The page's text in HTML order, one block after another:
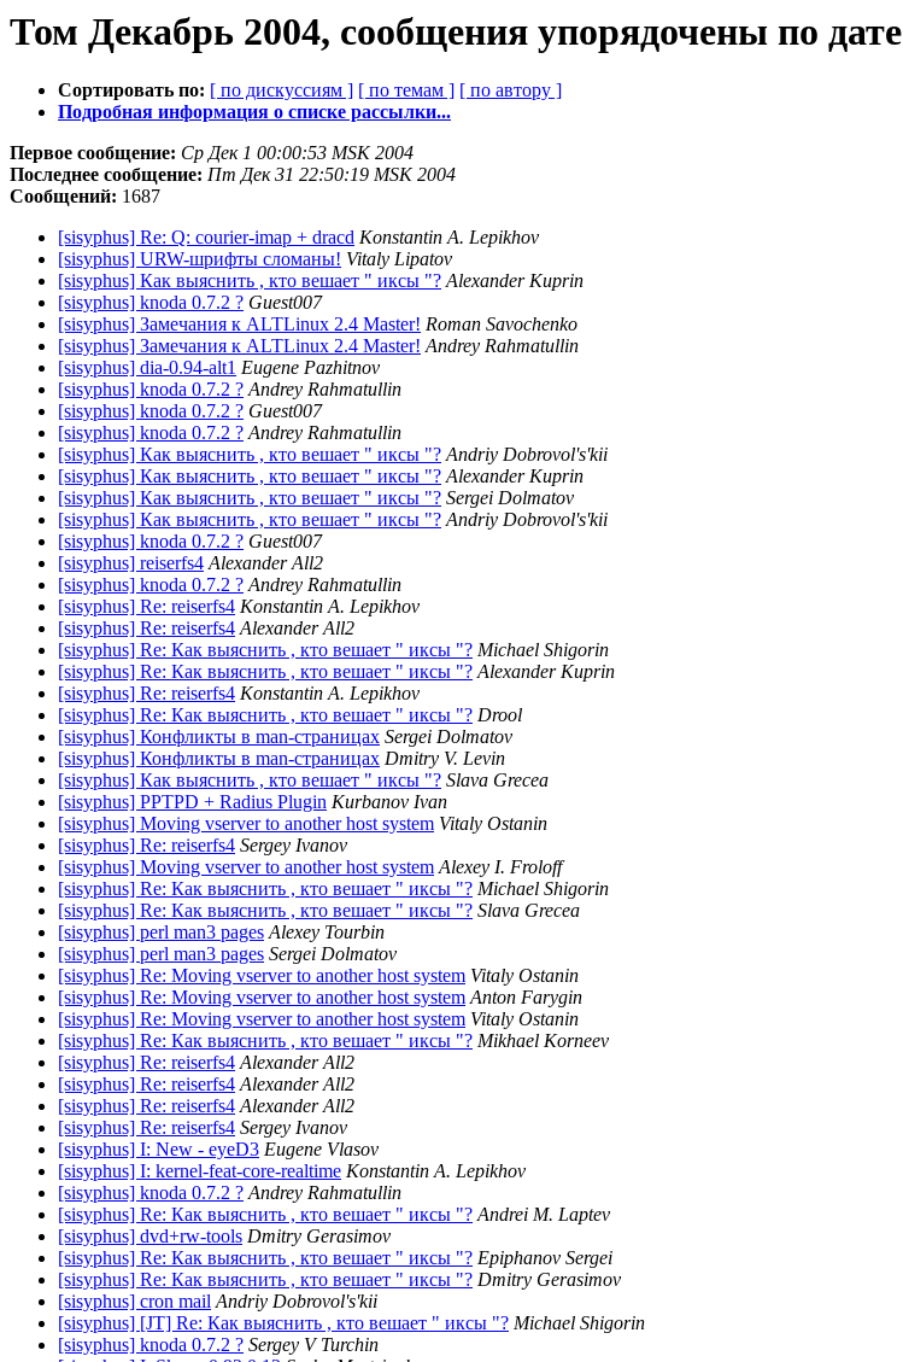
Том Декабрь 2004, сообщения упорядочены по дате
Сортировать по: [ по дискуссиям ] [ по темам ] [ по автору ]
Подробная информация о списке рассылки...
Первое сообщение: Ср Дек 1 00:00:53 MSK 2004
Последнее сообщение: Пт Дек 31 22:50:19 MSK 2004
Сообщений: 1687
[sisyphus] Re: Q: courier-imap + dracd Konstantin A. Lepikhov
[sisyphus] URW-шрифты сломаны! Vitaly Lipatov
[sisyphus] Как выяснить , кто вешает " иксы "? Alexander Kuprin
[sisyphus] knoda 0.7.2 ? Guest007
[sisyphus] Замечания к ALTLinux 2.4 Master! Roman Savochenko
[sisyphus] Замечания к ALTLinux 2.4 Master! Andrey Rahmatullin
[sisyphus] dia-0.94-alt1 Eugene Pazhitnov
[sisyphus] knoda 0.7.2 ? Andrey Rahmatullin
[sisyphus] knoda 0.7.2 ? Guest007
[sisyphus] knoda 0.7.2 ? Andrey Rahmatullin
[sisyphus] Как выяснить , кто вешает " иксы "? Andriy Dobrovol's'kii
[sisyphus] Как выяснить , кто вешает " иксы "? Alexander Kuprin
[sisyphus] Как выяснить , кто вешает " иксы "? Sergei Dolmatov
[sisyphus] Как выяснить , кто вешает " иксы "? Andriy Dobrovol's'kii
[sisyphus] knoda 0.7.2 ? Guest007
[sisyphus] reiserfs4 Alexander All2
[sisyphus] knoda 0.7.2 ? Andrey Rahmatullin
[sisyphus] Re: reiserfs4 Konstantin A. Lepikhov
[sisyphus] Re: reiserfs4 Alexander All2
[sisyphus] Re: Как выяснить , кто вешает " иксы "? Michael Shigorin
[sisyphus] Re: Как выяснить , кто вешает " иксы "? Alexander Kuprin
[sisyphus] Re: reiserfs4 Konstantin A. Lepikhov
[sisyphus] Re: Как выяснить , кто вешает " иксы "? Drool
[sisyphus] Конфликты в man-страницах Sergei Dolmatov
[sisyphus] Конфликты в man-страницах Dmitry V. Levin
[sisyphus] Как выяснить , кто вешает " иксы "? Slava Grecea
[sisyphus] PPTPD + Radius Plugin Kurbanov Ivan
[sisyphus] Moving vserver to another host system Vitaly Ostanin
[sisyphus] Re: reiserfs4 Sergey Ivanov
[sisyphus] Moving vserver to another host system Alexey I. Froloff
[sisyphus] Re: Как выяснить , кто вешает " иксы "? Michael Shigorin
[sisyphus] Re: Как выяснить , кто вешает " иксы "? Slava Grecea
[sisyphus] perl man3 pages Alexey Tourbin
[sisyphus] perl man3 pages Sergei Dolmatov
[sisyphus] Re: Moving vserver to another host system Vitaly Ostanin
[sisyphus] Re: Moving vserver to another host system Anton Farygin
[sisyphus] Re: Moving vserver to another host system Vitaly Ostanin
[sisyphus] Re: Как выяснить , кто вешает " иксы "? Mikhael Korneev
[sisyphus] Re: reiserfs4 Alexander All2
[sisyphus] Re: reiserfs4 Alexander All2
[sisyphus] Re: reiserfs4 Alexander All2
[sisyphus] Re: reiserfs4 Sergey Ivanov
[sisyphus] I: New - eyeD3 Eugene Vlasov
[sisyphus] I: kernel-feat-core-realtime Konstantin A. Lepikhov
[sisyphus] knoda 0.7.2 ? Andrey Rahmatullin
[sisyphus] Re: Как выяснить , кто вешает " иксы "? Andrei M. Laptev
[sisyphus] dvd+rw-tools Dmitry Gerasimov
[sisyphus] Re: Как выяснить , кто вешает " иксы "? Epiphanov Sergei
[sisyphus] Re: Как выяснить , кто вешает " иксы "? Dmitry Gerasimov
[sisyphus] cron mail Andriy Dobrovol's'kii
[sisyphus] [JT] Re: Как выяснить , кто вешает " иксы "? Michael Shigorin
[sisyphus] knoda 0.7.2 ? Sergey V Turchin